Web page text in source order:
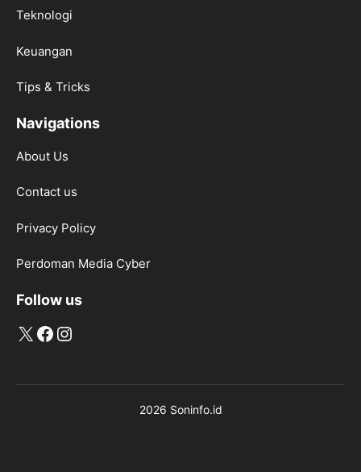
Teknologi
Keuangan
Tips & Tricks
Navigations
About Us
Contact us
Privacy Policy
Perdoman Media Cyber
Follow us
X Facebook
Instagram
2026 Soninfo.id